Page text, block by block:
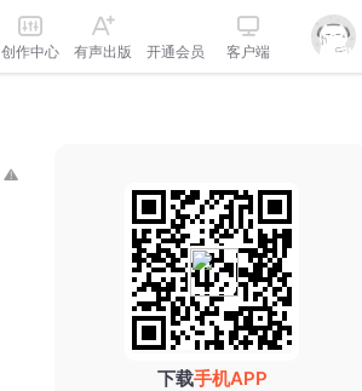
创作中心 有声出版 开通会员 客户端
下载手机APP